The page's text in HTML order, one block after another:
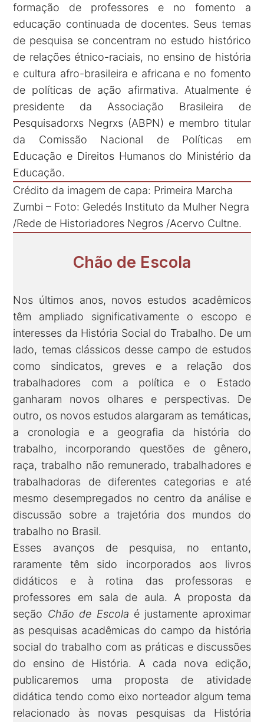
formação de professores e no fomento a
educação continuada de docentes. Seus temas
de pesquisa se concentram no estudo histórico
de relações étnico-raciais, no ensino de história
e cultura afro-brasileira e africana e no fomento
de políticas de ação afirmativa. Atualmente é
presidente da Associação Brasileira de
Pesquisadorxs Negrxs (ABPN) e membro titular
da Comissão Nacional de Políticas em
Educação e Direitos Humanos do Ministério da
Educação.
Crédito da imagem de capa: Primeira Marcha
Zumbi – Foto: Geledés Instituto da Mulher Negra
/Rede de Historiadores Negros /Acervo Cultne.
Chão de Escola
Nos últimos anos, novos estudos acadêmicos
têm ampliado significativamente o escopo e
interesses da História Social do Trabalho. De um
lado, temas clássicos desse campo de estudos
como sindicatos, greves e a relação dos
trabalhadores com a política e o Estado
ganharam novos olhares e perspectivas. De
outro, os novos estudos alargaram as temáticas,
a cronologia e a geografia da história do
trabalho, incorporando questões de gênero,
raça, trabalho não remunerado, trabalhadores e
trabalhadoras de diferentes categorias e até
mesmo desempregados no centro da análise e
discussão sobre a trajetória dos mundos do
trabalho no Brasil.
Esses avanços de pesquisa, no entanto,
raramente têm sido incorporados aos livros
didáticos e à rotina das professoras e
professores em sala de aula. A proposta da
seção Chão de Escola é justamente aproximar
as pesquisas acadêmicas do campo da história
social do trabalho com as práticas e discussões
do ensino de História. A cada nova edição,
publicaremos uma proposta de atividade
didática tendo como eixo norteador algum tema
relacionado às novas pesquisas da História